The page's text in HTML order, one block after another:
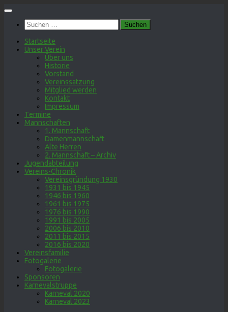
Zum
springenSuchen
nach:
Startseite
Unser Verein
Über uns
Historie
Vorstand
Vereinssatzung
Mitglied werden
Kontakt
Impressum
Termine
Mannschaften
1. Mannschaft
Damenmannschaft
Alte Herren
2. Mannschaft – Archiv
Jugendabteilung
Vereins-Chronik
Vereinsgründung 1930
1931 bis 1945
1946 bis 1960
1961 bis 1975
1976 bis 1990
1991 bis 2005
2006 bis 2010
2011 bis 2015
2016 bis 2020
Vereinsfamilie
Fotogalerie
Fotogalerie
Sponsoren
Karnevalstruppe
Karneval 2020
Karneval 2023